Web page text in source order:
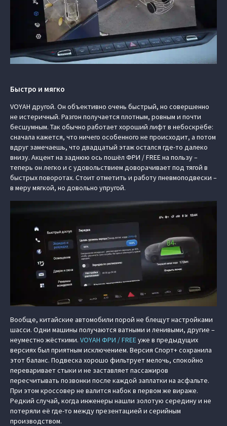
Быстро и мягко
VOYAH другой. Он объективно очень быстрый, но совершенно
не истеричный. Разгон получается плотным, ровным и почти
бесшумным. Так обычно работает хороший лифт в небоскрёбе:
сначала кажется, что ничего особенного не происходит, а потом
вдруг замечаешь, что двадцатый этаж остался где-то далеко
внизу. Акцент на заднюю ось пошёл ФРИ / FREE на пользу –
теперь он легко и с удовольствием доворачивает под тягой в
быстрых поворотах. Стоит отметить и работу пневмоподвески –
в меру мягкой, но довольно упругой.
Вообще, китайские автомобили порой не блещут настройками
шасси. Одни машины получаются ватными и ленивыми, другие –
неуместно жёсткими. VOYAH ФРИ / FREEуже в предыдущих
версиях был приятным исключением. Версия Спорт+ сохранила
этот баланс. Подвеска хорошо фильтрует мелочь, спокойно
переваривает стыки и не заставляет пассажиров
пересчитывать позвонки после каждой заплатки на асфальте.
При этом кроссовер не валится набок в первом же вираже.
Редкий случай, когда инженеры нашли золотую середину и не
потеряли её где-то между презентацией и серийным
производством.